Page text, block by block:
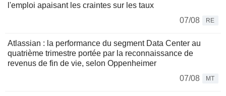
l'emploi apaisant les craintes sur les taux
07/08
RE
Atlassian : la performance du segment Data Center au
quatrième trimestre portée par la reconnaissance de
revenus de fin de vie, selon Oppenheimer
07/08
MT